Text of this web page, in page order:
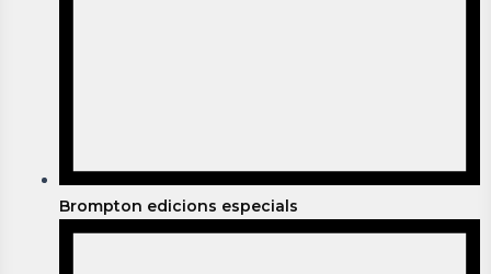
Brompton edicions especials